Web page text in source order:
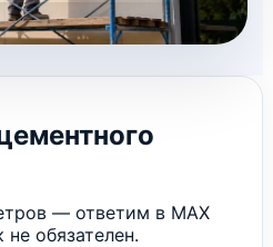
— ответим в MAX
обязателен.